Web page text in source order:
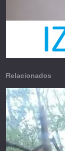
Relacionados